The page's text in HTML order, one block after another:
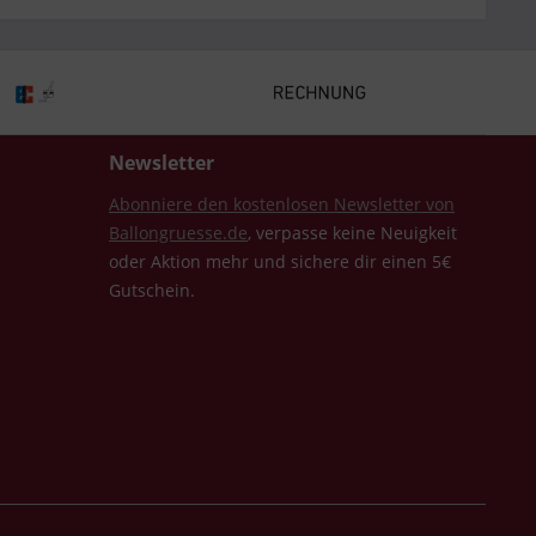
Newsletter
Abonniere den kostenlosen Newsletter von
Ballongruesse.de, verpasse keine Neuigkeit
oder Aktion mehr und sichere dir einen 5€
Gutschein.